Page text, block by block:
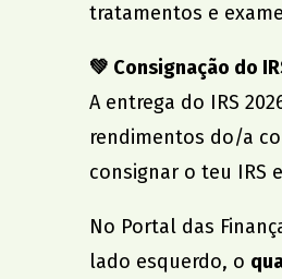
tratamentos e
💚 Consignação do
A entrega do IRS
rendimentos do/a
consignar o teu IRS
No Portal das
lado esquerdo, o